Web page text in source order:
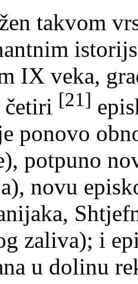
takvom
IX veka,
četiri [21]
ponovo
potpuno
novu
zaliva); i
u dolinu